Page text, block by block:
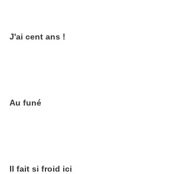
J'ai cent ans !
Au funé
Il fait si froid ici